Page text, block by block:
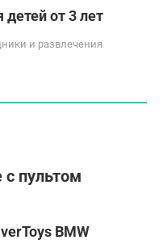
от 3 лет
и развлечения
с пультом
BMW